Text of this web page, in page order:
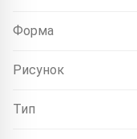
Форма
Рисунок
Тип